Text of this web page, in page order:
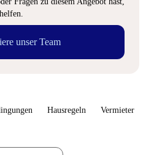
unser Team
Hausregeln Vermieter